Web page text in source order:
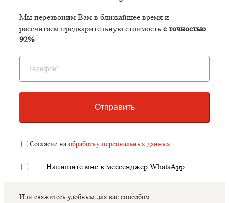
Мы перезвоним Вам в ближайшее время и
рассчитаем предварительную стоимость с точностью
92%
Отправить
Напишите мне в мессенджер WhatsApp
Согласие на обработку персональных данных
Или свяжитесь удобным для вас способом